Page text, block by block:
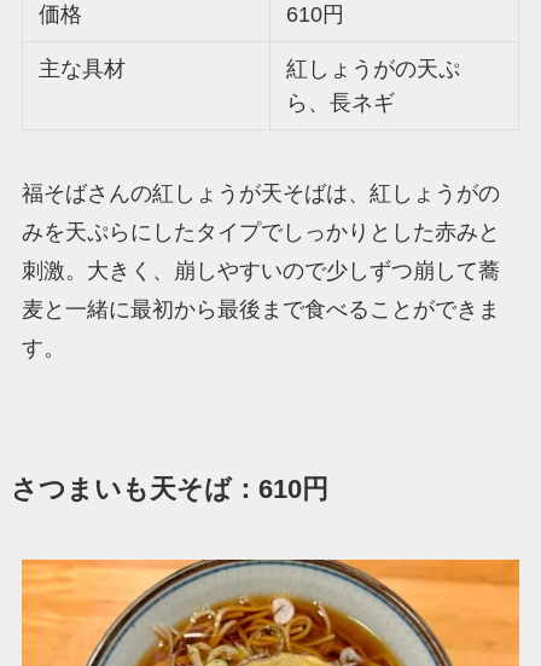
価格 610円
主な具材
紅しょうがの天ぷ
ら、長ネギ
福そばさんの紅しょうが天そばは、紅しょうがの
みを天ぷらにしたタイプでしっかりとした赤みと
刺激。大きく、崩しやすいので少しずつ崩して蕎
麦と一緒に最初から最後まで食べることができま
す。
さつまいも天そば：610円